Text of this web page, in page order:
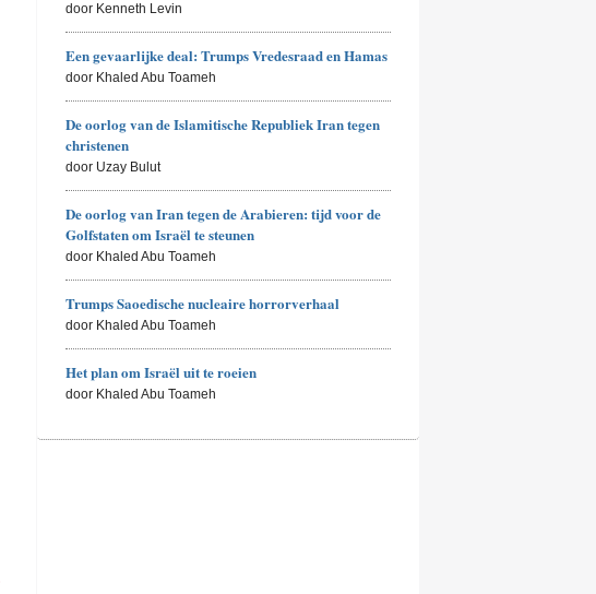
door Kenneth Levin
Een gevaarlijke deal: Trumps Vredesraad en Hamas
door Khaled Abu Toameh
De oorlog van de Islamitische Republiek Iran tegen
christenen
door Uzay Bulut
De oorlog van Iran tegen de Arabieren: tijd voor de
Golfstaten om Israël te steunen
door Khaled Abu Toameh
Trumps Saoedische nucleaire horrorverhaal
door Khaled Abu Toameh
Het plan om Israël uit te roeien
door Khaled Abu Toameh